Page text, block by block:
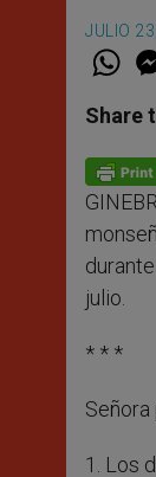
JULIO
W
t
s
p
p
Share
julio.
* * *
1. Los